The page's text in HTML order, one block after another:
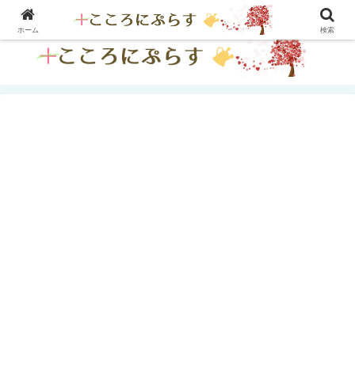
人間関係を『楽に生きる』ヒント集
ホーム 検索